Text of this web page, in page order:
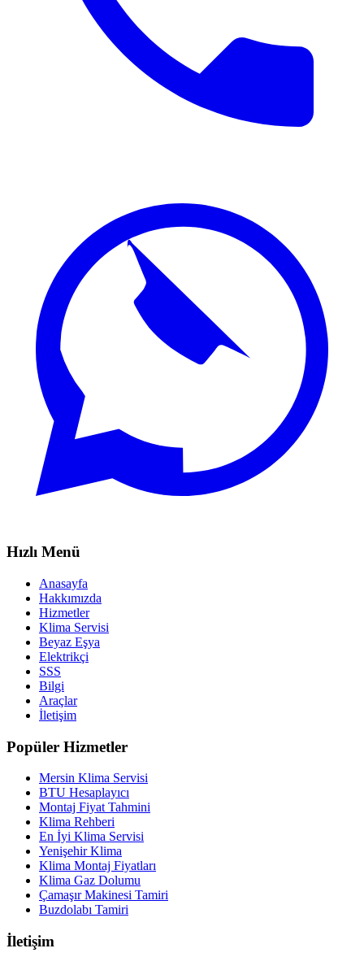
Hızlı Menü
Anasayfa
Hakkımızda
Hizmetler
Klima Servisi
Beyaz Eşya
Elektrikçi
SSS
Bilgi
Araçlar
İletişim
Popüler Hizmetler
Mersin Klima Servisi
BTU Hesaplayıcı
Montaj Fiyat Tahmini
Klima Rehberi
En İyi Klima Servisi
Yenişehir Klima
Klima Montaj Fiyatları
Klima Gaz Dolumu
Çamaşır Makinesi Tamiri
Buzdolabı Tamiri
İletişim